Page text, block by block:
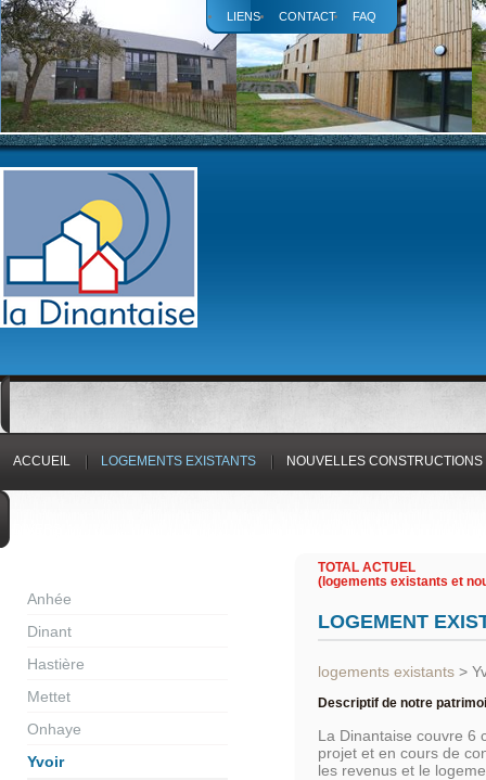
LIENS CONTACT FAQ
ACCUEIL LOGEMENTS EXISTANTS NOUVELLES CONSTRUCTIONS
Anhée
Dinant
Hastière
Mettet
Onhaye
Yvoir
TOTAL ACTUEL
(logements existants et
LOGEMENT
logements existants >
Descriptif de notre
La Dinantaise couvre 6
projet et en cours de
les revenus et le